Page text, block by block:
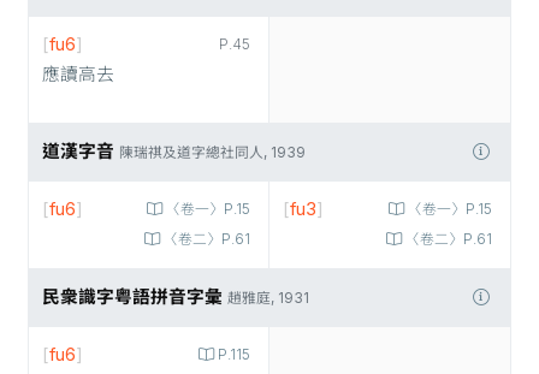
P.45
[fu6]
應讀高去
道漢字音 陳瑞祺及道字總社同人, 1939
〈卷一〉P.15
〈卷二〉P.61
[fu6]
〈卷一〉P.15
〈卷二〉P.61
[fu3]
民衆識字粤語拼音字彙 趙雅庭, 1931
P.115
[fu6]